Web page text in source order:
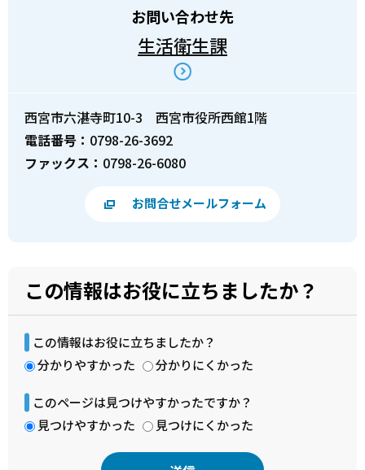
お問い合わせ先
生活衛生課
西宮市六湛寺町10-3 西宮市役所西館1階
電話番号： 0798-26-3692
ファックス： 0798-26-6080
お問合せメールフォーム
この情報はお役に立ちましたか？
この情報はお役に立ちましたか？
分かりやすかった
分かりにくかった
このページは見つけやすかったですか？
見つけやすかった
見つけにくかった